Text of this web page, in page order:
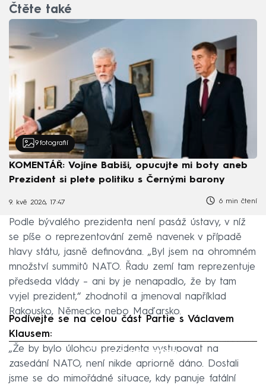
Čtěte také
9 fotografií
KOMENTÁŘ: Vojíne Babiši, opucujte mi boty aneb
Prezident si plete politiku s Černými barony
9. kvě 2026, 17:47 6 min čtení
Podle bývalého prezidenta není pasáž ústavy, v níž
se píše o reprezentování země navenek v případě
hlavy státu, jasně definována. „Byl jsem na ohromném
množství summitů NATO. Řadu zemí tam reprezentuje
předseda vlády – ani by je nenapadlo, že by tam
vyjel prezident,“ zhodnotil a jmenoval například
Rakousko, Německo nebo Maďarsko.
Podívejte se na celou část Partie s Václavem
Klausem:
Failed to fetch
„Že by bylo úlohou prezidenta vystupovat na
zasedání NATO, není nikde apriorně dáno. Dostali
jsme se do mimořádné situace, kdy panuje fatální